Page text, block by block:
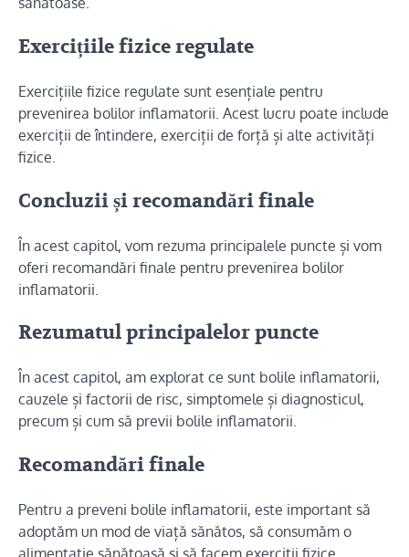
Exercițiile fizice regulate
Exercițiile fizice regulate sunt esențiale pentru
prevenirea bolilor inflamatorii. Acest lucru poate include
exerciții de întindere, exerciții de forță și alte activități
fizice.
Concluzii și recomandări finale
În acest capitol, vom rezuma principalele puncte și vom
oferi recomandări finale pentru prevenirea bolilor
inflamatorii.
Rezumatul principalelor puncte
În acest capitol, am explorat ce sunt bolile inflamatorii,
cauzele și factorii de risc, simptomele și diagnosticul,
precum și cum să previi bolile inflamatorii.
Recomandări finale
Pentru a preveni bolile inflamatorii, este important să
adoptăm un mod de viață sănătos, să consumăm o
alimentație sănătoasă și să facem exerciții fizice